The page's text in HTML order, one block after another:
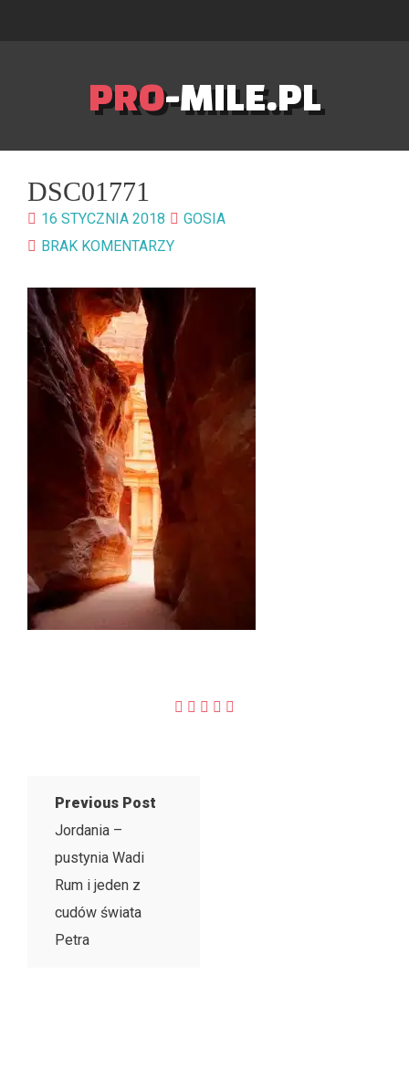
PRO-MILE.PL
DSC01771
16 STYCZNIA 2018
GOSIA
BRAK KOMENTARZY
Previous Post
Jordania –
pustynia Wadi
Rum i jeden z
cudów świata
Petra